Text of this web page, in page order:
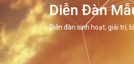
Diễn Đàn
Diễn đàn sinh hoạt, giải trí,